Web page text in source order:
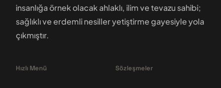
insanlığa örnek olacak ahlaklı, ilim ve tevazu sahibi;
sağlıklı ve erdemli nesiller yetiştirme gayesiyle yola
çıkmıştır.
Hızlı Menü Sözleşmeler